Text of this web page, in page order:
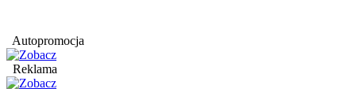
Autopromocja
Reklama